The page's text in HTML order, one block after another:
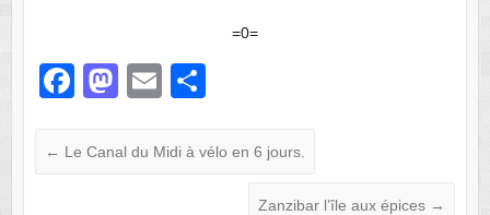
=0=
F
c
M
st
E
ail ta
← Le Canal du Midi à vélo en 6 jours.
Zanzibar l’île aux épices →